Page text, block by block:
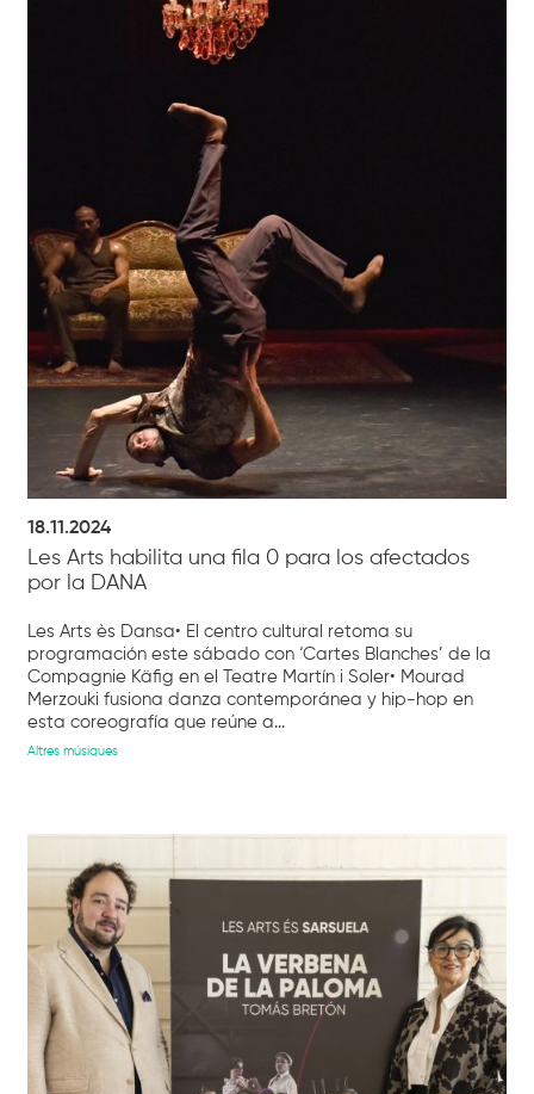
18.11.2024
Les Arts habilita una fila 0 para los afectados
por la DANA
Les Arts ès Dansa• El centro cultural retoma su
programación este sábado con ‘Cartes Blanches’ de la
Compagnie Käfig en el Teatre Martín i Soler• Mourad
Merzouki fusiona danza contemporánea y hip-hop en
esta coreografía que reúne a...
Altres músiques